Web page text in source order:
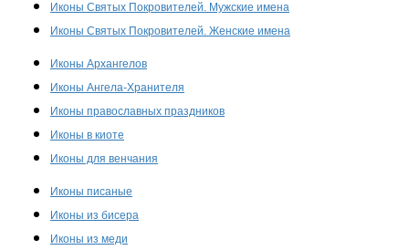
Иконы Святых Покровителей. Мужские имена
Иконы Святых Покровителей. Женские имена
Иконы Архангелов
Иконы Ангела-Хранителя
Иконы православных праздников
Иконы в киоте
Иконы для венчания
Иконы писаные
Иконы из бисера
Иконы из меди